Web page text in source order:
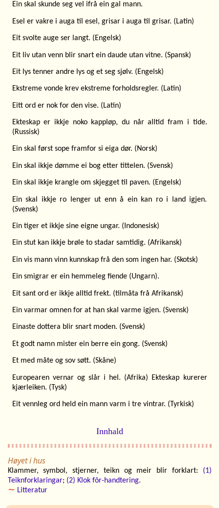
Ein skal skunde seg vel ifrå ein gal mann.
Esel er vakre i auga til esel, grisar i auga til grisar. (Latin)
Eit svolte auge ser langt. (Engelsk)
Eit liv utan venn blir snart ein daude utan vitne. (Spansk)
Eit lys tenner andre lys og et seg sjølv. (Engelsk)
Ekstreme vonde krev ekstreme forholdsregler. (Latin)
Eitt ord er nok for den vise. (Latin)
Ekteskap er ikkje noko kappløp, du når alltid fram i tide.
(Russisk)
Ein skal først sope framfor si eiga dør. (Norsk)
Ein skal ikkje dømme ei bog etter tittelen. (Svensk)
Ein skal ikkje krangle om skjegget til paven. (Engelsk)
Ein skal ikkje ro lenger ut enn å ein kan ro i land igjen.
(Svensk)
Ein tiger et ikkje sine eigne ungar. (Indonesisk)
Ein stut kan ikkje brøle to stadar samtidig. (Afrikansk)
Ein vis mann vinn kunnskap frå den som ingen har. (Skotsk)
Ein smigrar er ein hemmeleg fiende (Ungarn).
Eit sant ord er ikkje alltid frekt. (tilmåta frå Afrikansk)
Ein varmar omnen for at han skal varme igjen. (Svensk)
Einaste dottera blir snart moden. (Svensk)
Et godt namn mister ein berre ein gong. (Svensk)
Et med måte og sov søtt. (Skåne)
Europearen vernar og slår i hel. (Afrika) Ekteskap kurerer
kjærleiken. (Tysk)
Eit vennleg ord held ein mann varm i tre vintrar. (Tyrkisk)
Innhald
Høyet i hus
Klammer, symbol, stjerner, teikn og meir blir forklart: (1)
Teiknforklaringar; (2) Klok fôr-handtering.
∼ Litteratur